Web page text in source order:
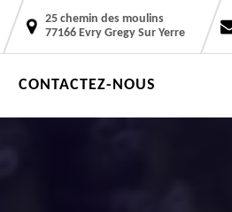
25 chemin des moulins
77166 Evry Gregy Sur Yerre
CONTACTEZ-NOUS